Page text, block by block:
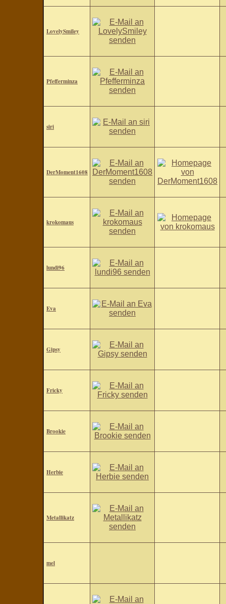
LovelySmiley
Pfefferminza
siri
DerMoment1608
krokomaus
lundi96
Eva
Gipsy
Fricky
Brookie
Herbie
Metallikatz
mel